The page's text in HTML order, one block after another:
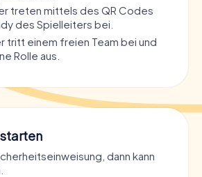
treten mittels des QR Codes
des Spielleiters bei.
tritt einem freien Team bei und
Rolle aus.
dann kann